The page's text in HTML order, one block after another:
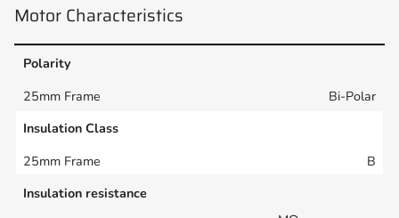
Motor Characteristics
Polarity
Bi-Polar
Insulation Class
B
Insulation resistance